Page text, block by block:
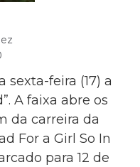
sexta-feira (17) a
A faixa abre os
da carreira da
For a Girl So In
para 12 de